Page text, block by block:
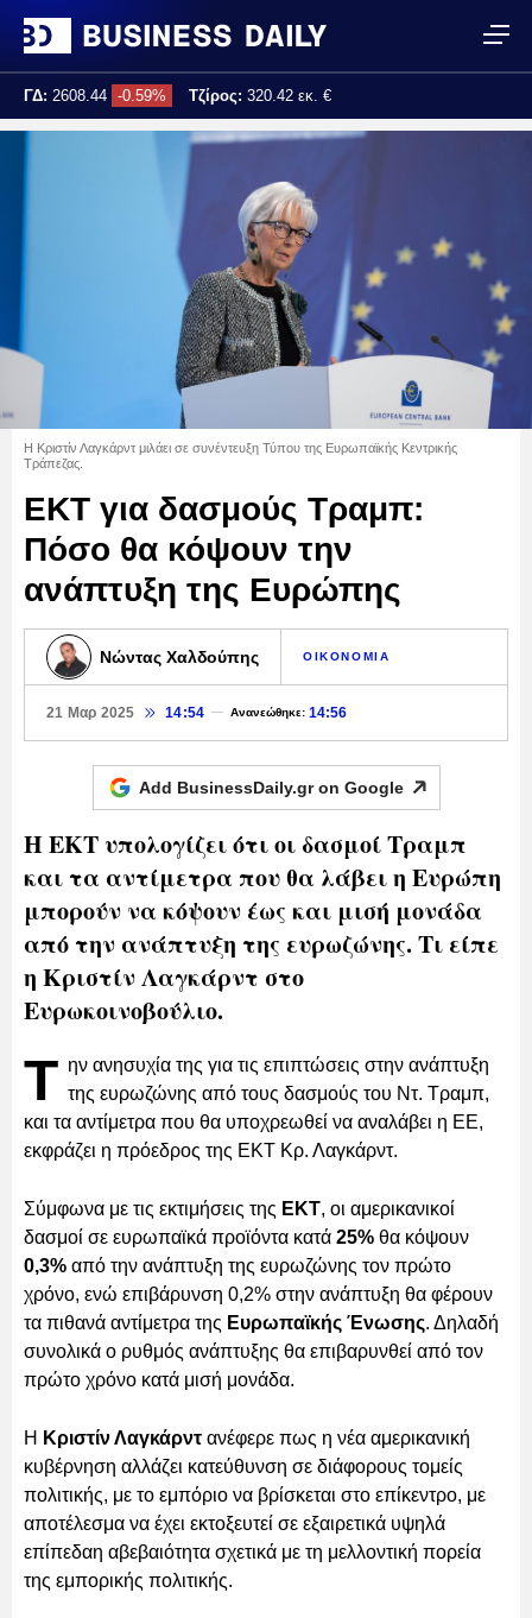
ΓΔ: 2608.44 -0.59% Τζίρος: 320.42 εκ. €
17:25:02
Η Κριστίν Λαγκάρντ μιλάει σε συνέντευξη Τύπου της Ευρωπαϊκής Κεντρικής
Τράπεζας.
ΕΚΤ για δασμούς Τραμπ:
Πόσο θα κόψουν την
ανάπτυξη της Ευρώπης
Νώντας Χαλδούπης ΟΙΚΟΝΟΜΙΑ
21 Μαρ 2025 14:54 Ανανεώθηκε: 14:56
Add BusinessDaily.gr on Google
Η ΕΚΤ υπολογίζει ότι οι δασμοί Τραμπ
και τα αντίμετρα που θα λάβει η Ευρώπη
μπορούν να κόψουν έως και μισή μονάδα
από την ανάπτυξη της ευρωζώνης. Τι είπε
η Κριστίν Λαγκάρντ στο
Ευρωκοινοβούλιο.
Τ ην ανησυχία της για τις επιπτώσεις στην ανάπτυξη
της ευρωζώνης από τους δασμούς του Ντ. Τραμπ,
και τα αντίμετρα που θα υποχρεωθεί να αναλάβει η ΕΕ,
εκφράζει η πρόεδρος της ΕΚΤ Κρ. Λαγκάρντ.
Σύμφωνα με τις εκτιμήσεις της ΕΚΤ, οι αμερικανικοί
δασμοί σε ευρωπαϊκά προϊόντα κατά 25% θα κόψουν
0,3% από την ανάπτυξη της ευρωζώνης τον πρώτο
χρόνο, ενώ επιβάρυνση 0,2% στην ανάπτυξη θα φέρουν
τα πιθανά αντίμετρα της Ευρωπαϊκής Ένωσης. Δηλαδή
συνολικά ο ρυθμός ανάπτυξης θα επιβαρυνθεί από τον
πρώτο χρόνο κατά μισή μονάδα.
Η Κριστίν Λαγκάρντ ανέφερε πως η νέα αμερικανική
κυβέρνηση αλλάζει κατεύθυνση σε διάφορους τομείς
πολιτικής, με το εμπόριο να βρίσκεται στο επίκεντρο, με
αποτέλεσμα να έχει εκτοξευτεί σε εξαιρετικά υψηλά
επίπεδαη αβεβαιότητα σχετικά με τη μελλοντική πορεία
της εμπορικής πολιτικής.